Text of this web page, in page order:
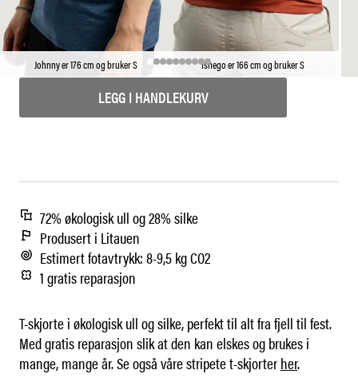
Johnny er 176 cm og bruker S Tshego er 166 cm og bruker S
LEGG I HANDLEKURV
72% økologisk ull og 28% silke
Produsert i Litauen
Estimert fotavtrykk: 8-9,5 kg CO2
1 gratis reparasjon
T-skjorte i økologisk ull og silke, perfekt til alt fra fjell til fest.
Med gratis reparasjon slik at den kan elskes og brukes i
mange, mange år. Se også våre stripete t-skjorterher.